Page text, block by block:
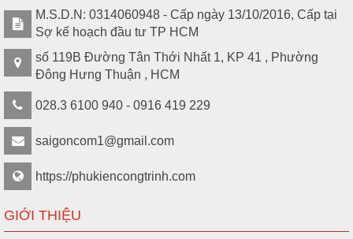
M.S.D.N: 0314060948 - Cấp ngày 13/10/2016, Cấp tại
Sợ kế hoạch đầu tư TP HCM
số 119B Đường Tân Thới Nhất 1, KP 41 , Phường
Đông Hưng Thuận , HCM
028.3 6100 940 - 0916 419 229
saigoncom1@gmail.com
https://phukiencongtrinh.com
GIỚI THIỆU